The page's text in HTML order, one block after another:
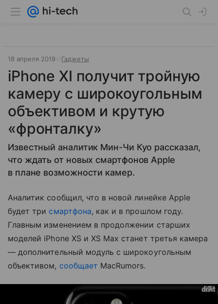
18 апреля 2019 Гаджеты
iPhone XI получит тройную
камеру с широкоугольным
объективом и крутую
«фронталку»
Известный аналитик Мин-Чи Куо рассказал,
что ждать от новых смартфонов Apple
в плане возможности камер.
Аналитик сообщил, что в новой линейке Apple
будет три смартфона, как и в прошлом году.
Главным изменением в продолжении старших
моделей iPhone XS и XS Max станет третья камера
— дополнительный модуль с широкоугольным
объективом, сообщает MacRumors.